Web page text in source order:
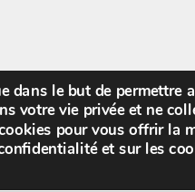
dans le but de
votre vie privée et ne
pour vous offrir la
et sur les